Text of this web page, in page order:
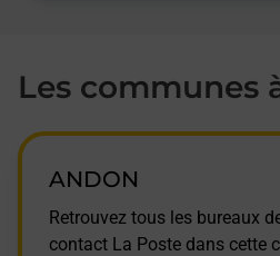
Les communes
ANDON
Retrouvez tous les bureaux
contact La Poste dans cette